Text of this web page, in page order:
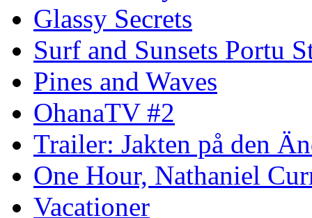
Glassy Secrets
Surf and Sunsets Portu
Pines and Waves
OhanaTV #2
Trailer: Jakten på den
One Hour, Nathaniel
Vacationer